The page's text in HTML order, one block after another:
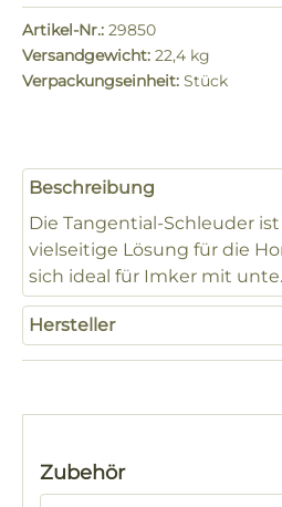
Artikel-Nr.: 29850
Versandgewicht: 22,4 kg
Verpackungseinheit: Stück
Beschreibung
Die Tangential-Schleuder
vielseitige Lösung für die
sich ideal für Imker mit
Hersteller
Produktgalerie
Zubehör